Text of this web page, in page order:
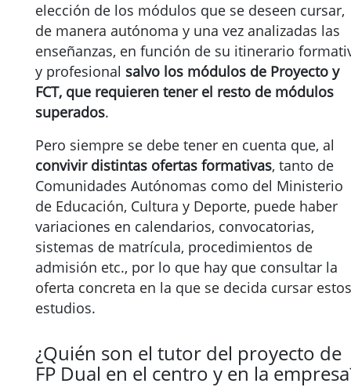
elección de los módulos que se deseen cursar,
de manera autónoma y una vez analizadas las
enseñanzas, en función de su itinerario
y profesional salvo los módulos de Proyecto y
FCT, que requieren tener el resto de módulos
superados.
Pero siempre se debe tener en cuenta que, al
convivir distintas ofertas formativas, tanto de
Comunidades Autónomas como del Ministerio
de Educación, Cultura y Deporte, puede haber
variaciones en calendarios, convocatorias,
sistemas de matrícula, procedimientos de
admisión etc., por lo que hay que consultar la
oferta concreta en la que se decida cursar estos
estudios.
¿Quién son el tutor del proyecto de
FP Dual en el centro y en la